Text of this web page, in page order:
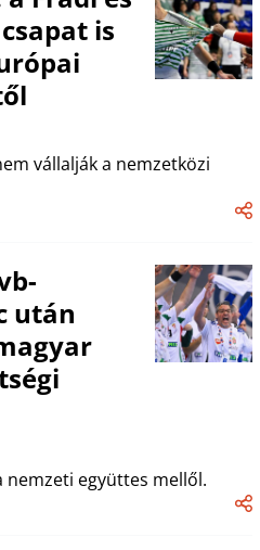
is
vállalják a nemzetközi
után
nemzeti együttes mellől.